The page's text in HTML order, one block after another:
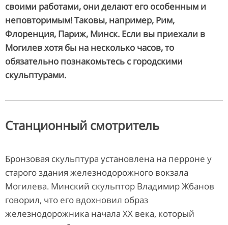
своими работами, они делают его особенным и
неповторимым! Таковы, например, Рим,
Флоренция, Париж, Минск. Если вы приехали в
Могилев хотя бы на несколько часов, то
обязательно познакомьтесь с городскими
скульптурами.
Станционный смотритель
Бронзовая скульптура установлена на перроне у
старого здания железнодорожного вокзала
Могилева. Минский скульптор Владимир Жбанов
говорил, что его вдохновил образ
железнодорожника начала ХХ века, который